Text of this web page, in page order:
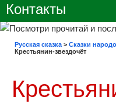
Контакты
Русская сказка > Сказки
Крестьянин-звездочёт